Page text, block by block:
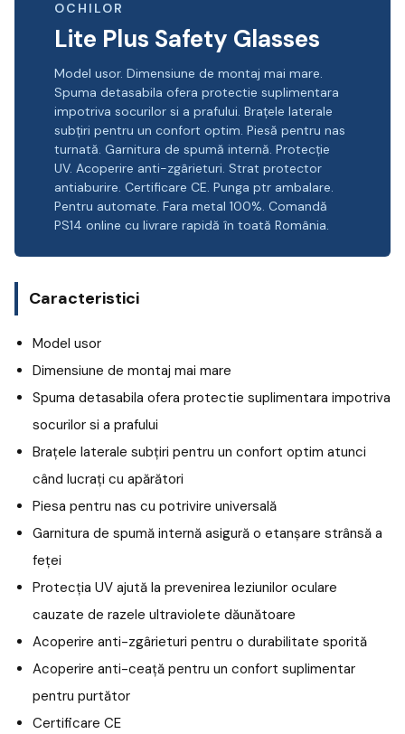
OCHILOR
Lite Plus Safety Glasses
Model usor. Dimensiune de montaj mai mare.
Spuma detasabila ofera protectie suplimentara
impotriva socurilor si a prafului. Brațele laterale
subțiri pentru un confort optim. Piesă pentru nas
turnată. Garnitura de spumă internă. Protecție
UV. Acoperire anti-zgârieturi. Strat protector
antiaburire. Certificare CE. Punga ptr ambalare.
Pentru automate. Fara metal 100%. Comandă
PS14 online cu livrare rapidă în toată România.
Caracteristici
Model usor
Dimensiune de montaj mai mare
Spuma detasabila ofera protectie suplimentara impotriva
socurilor si a prafului
Brațele laterale subțiri pentru un confort optim atunci
când lucrați cu apărători
Piesa pentru nas cu potrivire universală
Garnitura de spumă internă asigură o etanșare strânsă a
feței
Protecția UV ajută la prevenirea leziunilor oculare
cauzate de razele ultraviolete dăunătoare
Acoperire anti-zgârieturi pentru o durabilitate sporită
Acoperire anti-ceață pentru un confort suplimentar
pentru purtător
Certificare CE